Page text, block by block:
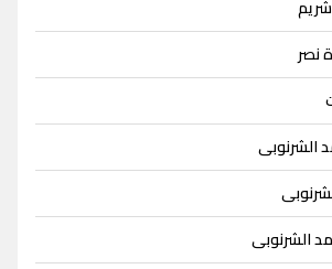
نصر
الشرنوبى
الشرنوبى